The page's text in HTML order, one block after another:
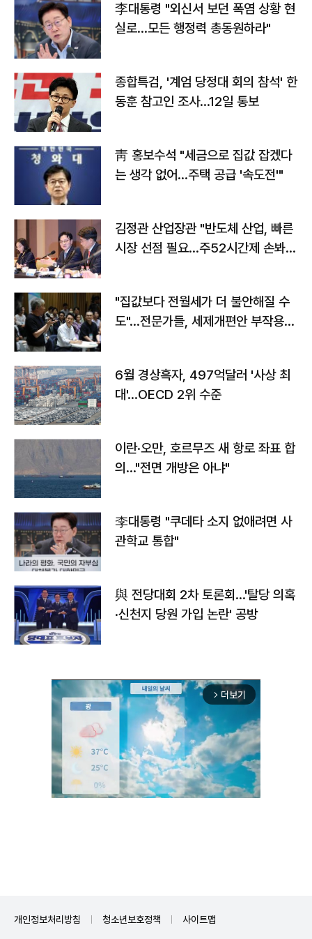
李대통령 "외신서 보던 폭염 상황 현
실로…모든 행정력 총동원하라"
종합특검, '계엄 당정대 회의 참석' 한
동훈 참고인 조사...12일 통보
靑 홍보수석 "세금으로 집값 잡겠다
는 생각 없어…주택 공급 '속도전'"
김정관 산업장관 "반도체 산업, 빠른
시장 선점 필요…주52시간제 손봐
"집값보다 전월세가 더 불안해질 수
도"…전문가들, 세제개편안 부작용
6월 경상흑자, 497억달러 '사상 최
대'…OECD 2위 수준
이란·오만, 호르무즈 새 항로 좌표 합
의…"전면 개방은 아냐"
李대통령 "쿠데타 소지 없애려면 사
관학교 통합"
與 전당대회 2차 토론회…'탈당 의혹
·신천지 당원 가입 논란' 공방
arrow_forward_ios 더보기
개인정보처리방침 청소년보호정책 사이트맵